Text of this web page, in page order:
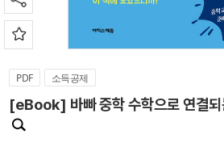
PDF 소득공제
[eBook] 바빠 중학 수학으로 연결되